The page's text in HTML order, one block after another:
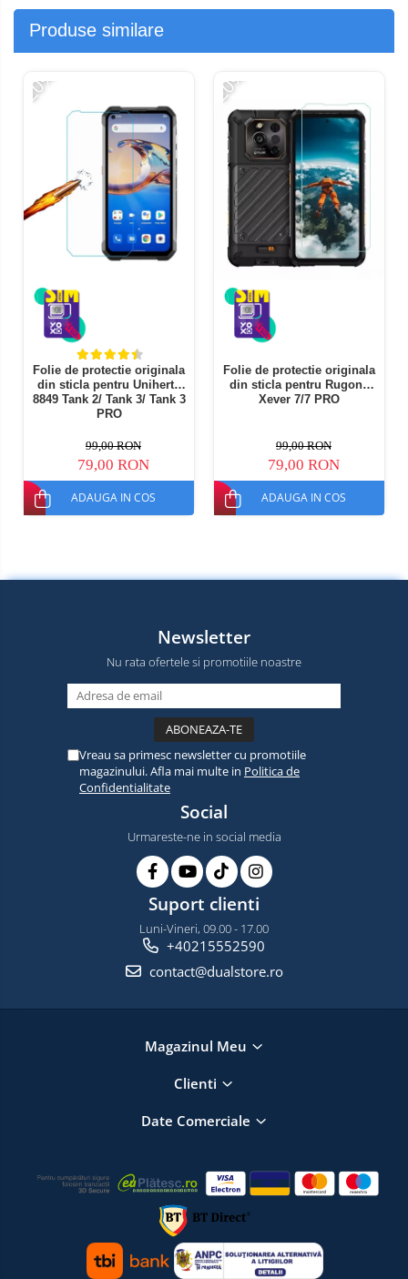
Produse similare
-20%
Folie de protectie originala
din sticla pentru Unihertz
8849 Tank 2/ Tank 3/ Tank 3
PRO
99,00 RON
79,00 RON
ADAUGA IN COS
-20%
Folie de protectie originala
din sticla pentru Rugone
Xever 7/7 PRO
99,00 RON
79,00 RON
ADAUGA IN COS
Newsletter
Nu rata ofertele si promotiile noastre
Vreau sa primesc newsletter cu promotiile
magazinului. Afla mai multe in Politica de
Confidentialitate
Social
Urmareste-ne in social media
Suport clienti
Luni-Vineri, 09.00 - 17.00
+40215552590
contact@dualstore.ro
Magazinul Meu
Clienti
Date Comerciale